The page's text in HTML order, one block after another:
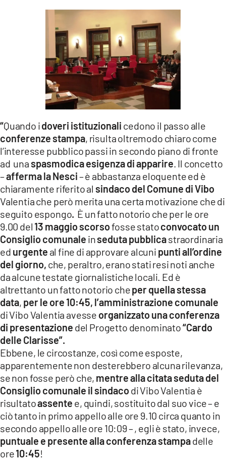
“Quando idoveri istituzionali cedono il passo alle
conferenze stampa, risulta oltremodo chiaro come
l’interesse pubblico passi in secondo piano di fronte
ad una spasmodica esigenza di apparire. Il concetto
–afferma la Nesci– è abbastanza eloquente ed è
chiaramente riferito al sindaco del Comune di Vibo
Valentia che però merita una certa motivazione che di
seguito espongo. È un fatto notorio che per le ore
9.00 del 13 maggio scorsofosse statoconvocato un
Consiglio comunale inseduta pubblicastraordinaria
ed urgente al fine di approvare alcuni punti all’ordine
del giorno, che, peraltro, erano stati resi noti anche
da alcune testate giornalistiche locali. Ed è
altrettanto un fatto notorio cheper quella stessa
data, per le ore 10:45, l’amministrazione comunale
di Vibo Valentia avesse organizzato una conferenza
di presentazione del Progetto denominato“Cardo
delle Clarisse”.
Ebbene, le circostanze, così come esposte,
apparentemente non desterebbero alcuna rilevanza,
se non fosse però che, mentre alla citata seduta del
Consiglio comunale il sindacodi Vibo Valentia è
risultatoassente e, quindi, sostituito dal suo vice – e
ciò tanto in primo appello alle ore 9.10 circa quanto in
secondo appello alle ore 10:09 – , egli è stato, invece,
puntuale e presente alla conferenza stampadelle
ore10:45!